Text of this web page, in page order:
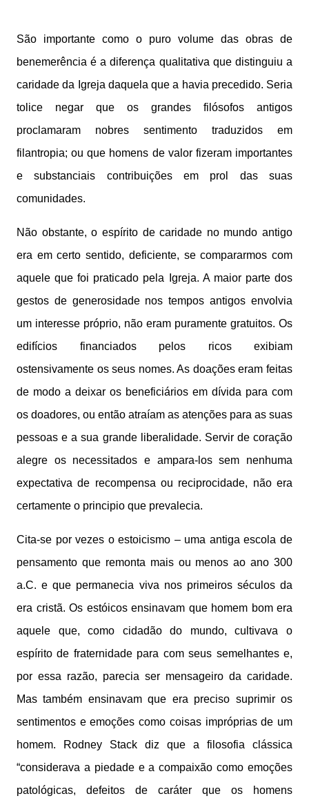
São importante como o puro volume das obras de
benemerência é a diferença qualitativa que distinguiu a
caridade da Igreja daquela que a havia precedido. Seria
tolice negar que os grandes filósofos antigos
proclamaram nobres sentimento traduzidos em
filantropia; ou que homens de valor fizeram importantes
e substanciais contribuições em prol das suas
comunidades.
Não obstante, o espírito de caridade no mundo antigo
era em certo sentido, deficiente, se compararmos com
aquele que foi praticado pela Igreja. A maior parte dos
gestos de generosidade nos tempos antigos envolvia
um interesse próprio, não eram puramente gratuitos. Os
edifícios financiados pelos ricos exibiam
ostensivamente os seus nomes. As doações eram feitas
de modo a deixar os beneficiários em dívida para com
os doadores, ou então atraíam as atenções para as suas
pessoas e a sua grande liberalidade. Servir de coração
alegre os necessitados e ampara-los sem nenhuma
expectativa de recompensa ou reciprocidade, não era
certamente o principio que prevalecia.
Cita-se por vezes o estoicismo – uma antiga escola de
pensamento que remonta mais ou menos ao ano 300
a.C. e que permanecia viva nos primeiros séculos da
era cristã. Os estóicos ensinavam que homem bom era
aquele que, como cidadão do mundo, cultivava o
espírito de fraternidade para com seus semelhantes e,
por essa razão, parecia ser mensageiro da caridade.
Mas também ensinavam que era preciso suprimir os
sentimentos e emoções como coisas impróprias de um
homem. Rodney Stack diz que a filosofia clássica
“considerava a piedade e a compaixão como emoções
patológicas, defeitos de caráter que os homens